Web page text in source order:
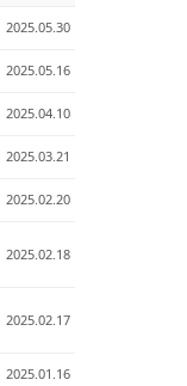
2025.05.30
2025.05.16
2025.04.10
2025.03.21
2025.02.20
2025.02.18
2025.02.17
2025.01.16